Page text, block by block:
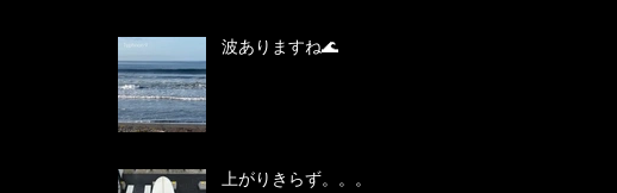
波ありますね🌊
上がりきらず。。。